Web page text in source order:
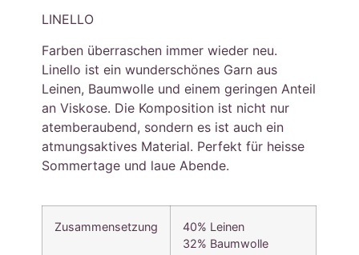
LINELLO
Farben überraschen immer wieder neu.
Linello ist ein wunderschönes Garn aus
Leinen, Baumwolle und einem geringen Anteil
an Viskose. Die Komposition ist nicht nur
atemberaubend, sondern es ist auch ein
atmungsaktives Material. Perfekt für heisse
Sommertage und laue Abende.
Zusammensetzung
40% Leinen
32% Baumwolle